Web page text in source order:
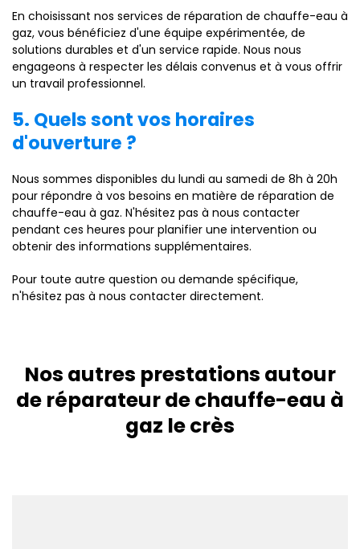
En choisissant nos services de réparation de chauffe-eau à
gaz, vous bénéficiez d'une équipe expérimentée, de
solutions durables et d'un service rapide. Nous nous
engageons à respecter les délais convenus et à vous offrir
un travail professionnel.
5. Quels sont vos horaires
d'ouverture ?
Nous sommes disponibles du lundi au samedi de 8h à 20h
pour répondre à vos besoins en matière de réparation de
chauffe-eau à gaz. N'hésitez pas à nous contacter
pendant ces heures pour planifier une intervention ou
obtenir des informations supplémentaires.
Pour toute autre question ou demande spécifique,
n'hésitez pas à nous contacter directement.
Nos autres prestations autour
de réparateur de chauffe-eau à
gaz le crès